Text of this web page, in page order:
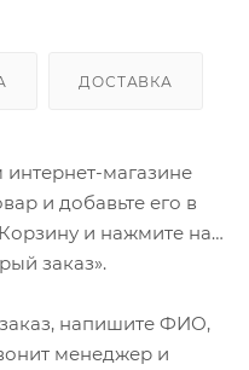
ДОСТАВКА
магазине
и добавьте его в
и нажмите на
заказ».
напишите ФИО,
менеджер и